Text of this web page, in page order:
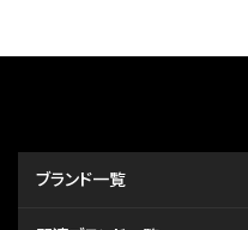
ブランド一覧